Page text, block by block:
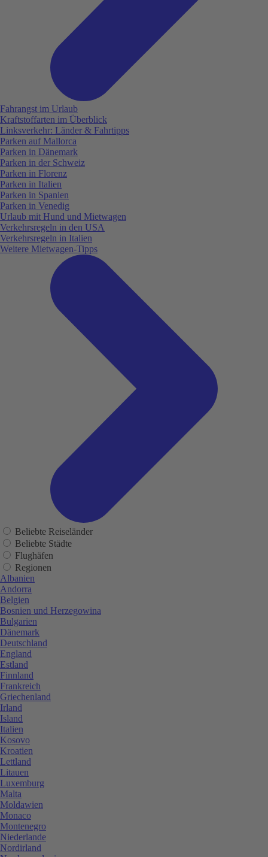
Fahrangst im Urlaub
Kraftstoffarten im Überblick
Linksverkehr: Länder & Fahrtipps
Parken auf Mallorca
Parken in Dänemark
Parken in der Schweiz
Parken in Florenz
Parken in Italien
Parken in Spanien
Parken in Venedig
Urlaub mit Hund und Mietwagen
Verkehrsregeln in den USA
Verkehrsregeln in Italien
Weitere Mietwagen-Tipps
Beliebte Reiseländer
Beliebte Städte
Flughäfen
Regionen
Albanien
Andorra
Belgien
Bosnien und Herzegowina
Bulgarien
Dänemark
Deutschland
England
Estland
Finnland
Frankreich
Griechenland
Irland
Island
Italien
Kosovo
Kroatien
Lettland
Litauen
Luxemburg
Malta
Moldawien
Monaco
Montenegro
Niederlande
Nordirland